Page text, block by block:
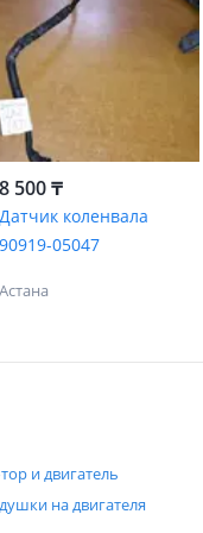
8 500 ₸
Датчик коленвала
90919-05047
Астана
и двигатель
на двигателя